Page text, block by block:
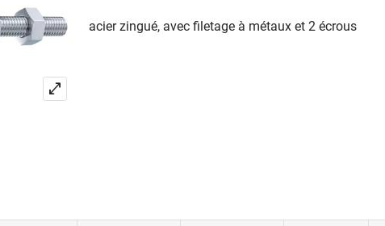
acier zingué, avec filetage à métaux et 2 écrous